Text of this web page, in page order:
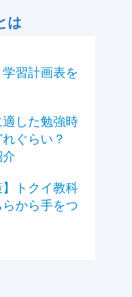
は
習計画表を
した勉強時
れぐらい？
】トクイ教科
から手をつ